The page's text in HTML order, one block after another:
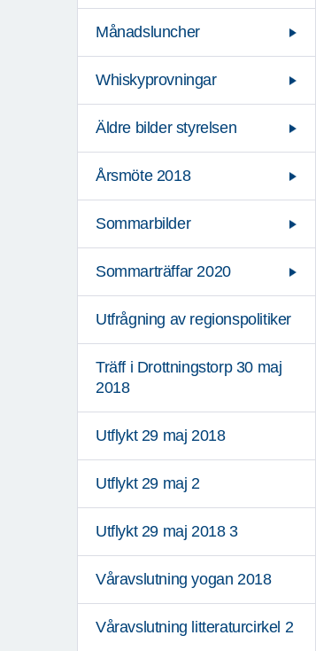
Månadsluncher
Whiskyprovningar
Äldre bilder styrelsen
Årsmöte 2018
Sommarbilder
Sommarträffar 2020
Utfrågning av regionspolitiker
Träff i Drottningstorp 30 maj
2018
Utflykt 29 maj 2018
Utflykt 29 maj 2
Utflykt 29 maj 2018 3
Våravslutning yogan 2018
Våravslutning litteraturcirkel 2